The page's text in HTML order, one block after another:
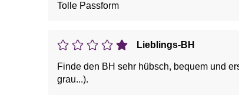
Tolle Passform
Lieblings-BH
Finde den BH sehr hübsch, bequem und
grau...).